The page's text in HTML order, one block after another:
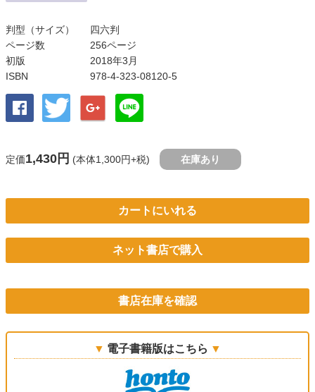
判型（サイズ）
四六判
ページ数
256ページ
初版
2018年3月
ISBN
978-4-323-08120-5
定価1,430円 (本体1,300円+税) 在庫あり
カートにいれる
ネット書店で購入
書店在庫を確認
電子書籍版はこちら